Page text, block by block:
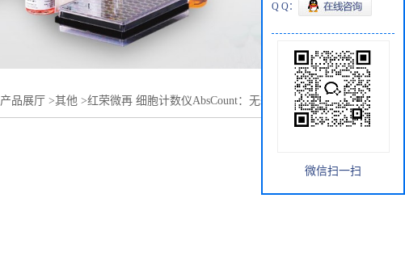
产品展厅 >其他 >红荣微再 细胞计数仪AbsCount：无耗材！AI计数！
Q Q：
微信扫一扫